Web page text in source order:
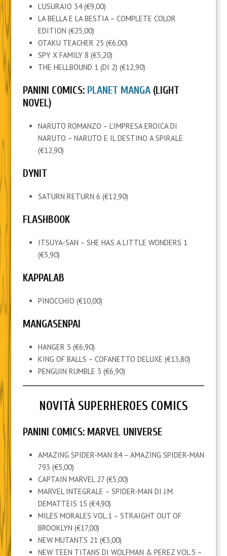
L’USURAIO 34 (€9,00)
LA BELLA E LA BESTIA – COMPLETE COLOR
EDITION (€25,00)
OTAKU TEACHER 25 (€6,00)
SPY X FAMILY 8 (€5,20)
THE HELLBOUND 1 (DI 2) (€12,90)
PANINI COMICS: PLANET MANGA(LIGHT
NOVEL)
NARUTO ROMANZO – L’IMPRESA EROICA DI
NARUTO – NARUTO E IL DESTINO A SPIRALE
(€12,90)
DYNIT
SATURN RETURN 6 (€12,90)
FLASHBOOK
ITSUYA-SAN – SHE HAS A LITTLE WONDERS 1
(€5,90)
KAPPALAB
PINOCCHIO (€10,00)
MANGASENPAI
HANGER 3 (€6,90)
KING OF BALLS – COFANETTO DELUXE (€13,80)
PENGUIN RUMBLE 3 (€6,90)
NOVITÀ SUPERHEROES COMICS
PANINI COMICS: MARVEL UNIVERSE
AMAZING SPIDER-MAN 84 – AMAZING SPIDER-MAN
793 (€5,00)
CAPTAIN MARVEL 27 (€5,00)
MARVEL INTEGRALE – SPIDER-MAN DI J.M.
DEMATTEIS 15 (€4,90)
MILES MORALES VOL.1 – STRAIGHT OUT OF
BROOKLYN (€17,00)
NEW MUTANTS 21 (€3,00)
NEW TEEN TITANS DI WOLFMAN & PEREZ VOL.5 –